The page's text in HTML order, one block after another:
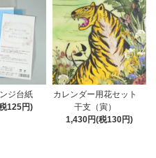
ジ台紙
125円)
カレンダー用花セット
干支（寅）
1,430円(税130円)